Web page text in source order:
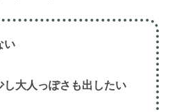
い
大人っぽさも出したい